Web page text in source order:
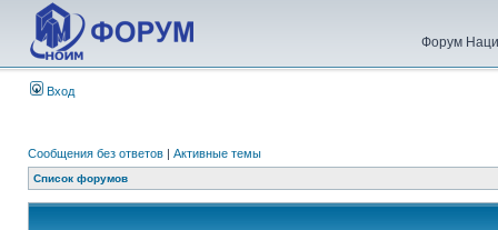
Форум
Вход
Сообщения без ответов | Активные темы
Список форумов